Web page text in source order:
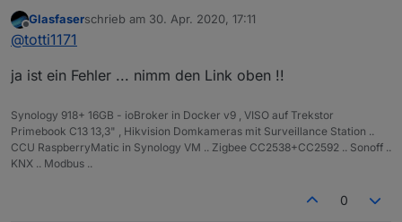
Offline
Glasfaserschrieb am 30. Apr. 2020, 17:11
zuletzt editiert von
@totti1171
ja ist ein Fehler ... nimm den Link oben !!
Synology 918+ 16GB - ioBroker in Docker v9 , VISO auf Trekstor
Primebook C13 13,3" , Hikvision Domkameras mit Surveillance Station ..
CCU RaspberryMatic in Synology VM .. Zigbee CC2538+CC2592 .. Sonoff ..
KNX .. Modbus ..
0